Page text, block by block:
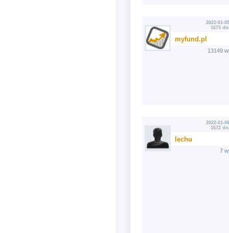
2022-01-
1673
myfund.pl
13149
2022-01-
1672
lechu
7